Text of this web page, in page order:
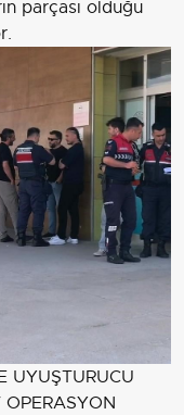
parçası olduğu
UYUŞTURUCU